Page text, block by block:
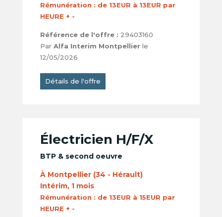
Rémunération : de 13EUR à 13EUR par
HEURE + -
Référence de l'offre : 29403160
Par Alfa Interim Montpellierle
12/05/2026
Détails de l'offre
Électricien H/F/X
BTP & second oeuvre
À Montpellier (34 - Hérault)
Intérim, 1 mois
Rémunération : de 13EUR à 15EUR par
HEURE + -